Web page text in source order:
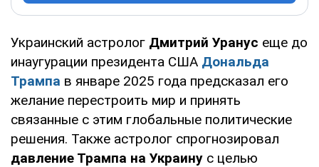
Украинский астролог Дмитрий Уранус еще до
инаугурации президента США Дональда
Трампа в январе 2025 года предсказал его
желание перестроить мир и принять
связанные с этим глобальные политические
решения. Также астролог спрогнозировал
давление Трампа на Украину с целью